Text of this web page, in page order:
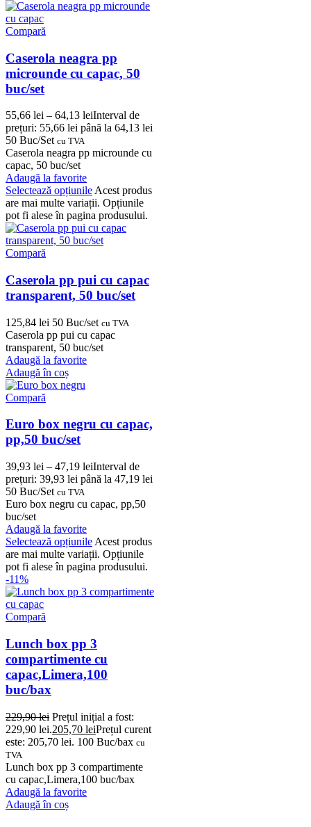
Compară
Caserola neagra pp
microunde cu capac, 50
buc/set
55,66 lei – 64,13 leiInterval de
prețuri: 55,66 lei până la 64,13 lei
50 Buc/Set cu TVA
Caserola neagra pp microunde cu
capac, 50 buc/set
Adaugă la favorite
Selectează opțiunile Acest produs
are mai multe variații. Opțiunile
pot fi alese în pagina produsului.
Compară
Caserola pp pui cu capac
transparent, 50 buc/set
125,84 lei 50 Buc/set cu TVA
Caserola pp pui cu capac
transparent, 50 buc/set
Adaugă la favorite
Adaugă în coș
Compară
Euro box negru cu capac,
pp,50 buc/set
39,93 lei – 47,19 leiInterval de
prețuri: 39,93 lei până la 47,19 lei
50 Buc/Set cu TVA
Euro box negru cu capac, pp,50
buc/set
Adaugă la favorite
Selectează opțiunile Acest produs
are mai multe variații. Opțiunile
pot fi alese în pagina produsului.
-11%
Compară
Lunch box pp 3
compartimente cu
capac,Limera,100
buc/bax
229,90lei Prețul inițial a fost:
229,90 lei.205,70 leiPrețul curent
este: 205,70 lei. 100 Buc/bax cu
TVA
Lunch box pp 3 compartimente
cu capac,Limera,100 buc/bax
Adaugă la favorite
Adaugă în coș